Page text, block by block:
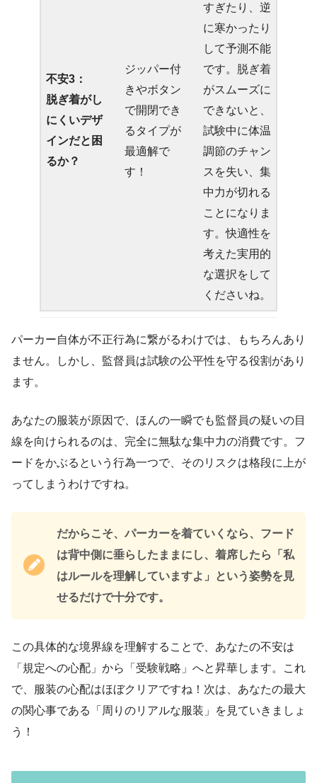
不安3：
脱ぎ着がし
にくいデザ
インだと困
るか？
ジッパー付
きやボタン
で開閉でき
るタイプが
最適解で
す！
すぎたり、逆
に寒かったり
して予測不能
です。脱ぎ着
がスムーズに
できないと、
試験中に体温
調節のチャン
スを失い、集
中力が切れる
ことになりま
す。快適性を
考えた実用的
な選択をして
くださいね。
パーカー自体が不正行為に繋がるわけでは、もちろんあり
ません。しかし、監督員は試験の公平性を守る役割があり
ます。
あなたの服装が原因で、ほんの一瞬でも監督員の疑いの目
線を向けられるのは、完全に無駄な集中力の消費です。フ
ードをかぶるという行為一つで、そのリスクは格段に上が
ってしまうわけですね。
だからこそ、パーカーを着ていくなら、フード
は背中側に垂らしたままにし、着席したら「私
はルールを理解していますよ」という姿勢を見
せるだけで十分です。
この具体的な境界線を理解することで、あなたの不安は
「規定への心配」から「受験戦略」へと昇華します。これ
で、服装の心配はほぼクリアですね！次は、あなたの最大
の関心事である「周りのリアルな服装」を見ていきましょ
う！